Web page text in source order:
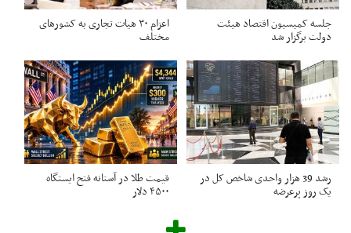
جلسه کمیسیون اقتصاد هیئت
دولت برگزار شد
اعزام ۳۰ هیات تجاری به کشورهای
مختلف
رشد 39 هزار واحدی شاخص کل در
یک روز پرعرضه
قیمت طلا در آستانه فتح ایستگاه
۴۵۰۰ دلار